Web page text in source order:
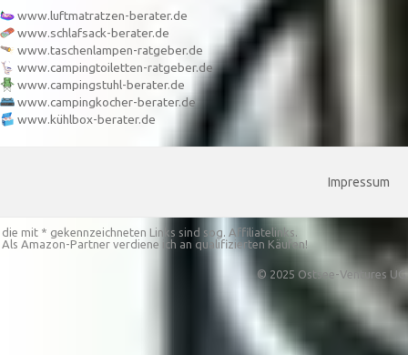
www.luftmatratzen-berater.de
www.schlafsack-berater.de
www.taschenlampen-ratgeber.de
www.campingtoiletten-ratgeber.de
www.campingstuhl-berater.de
www.campingkocher-berater.de
www.kühlbox-berater.de
Impressum
die mit * gekennzeichneten Links sind sog. Affiliatelinks.
Als Amazon-Partner verdiene ich an qualifizierten Käufen!
© 2025 Ostsee-Ventures UG